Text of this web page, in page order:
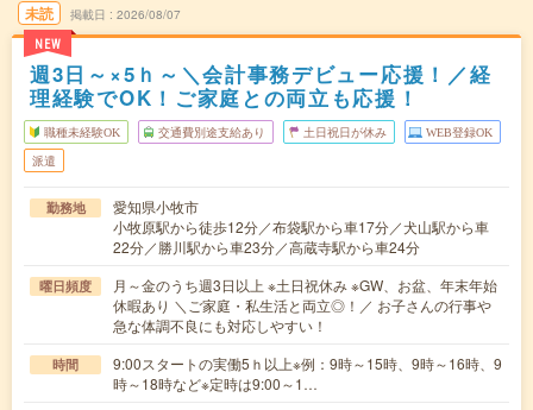
未読
NEW
掲載日 2026/08/07
週3日～×5ｈ～＼会計事務デビュー応援！／経
理経験でOK！ご家庭との両立も応援！
職種未経験OK 交通費別途支給あり 土日祝日が休み WEB登録OK
派遣
勤務地
愛知県小牧市
小牧原駅から徒歩12分／布袋駅から車17分／犬山駅から車
22分／勝川駅から車23分／高蔵寺駅から車24分
曜日頻度
月～金のうち週3日以上 ※土日祝休み ※GW、お盆、年末年始
休暇あり ＼ご家庭・私生活と両立◎！／ お子さんの行事や
急な体調不良にも対応しやすい！
時間
9:00スタートの実働5ｈ以上※例：9時～15時、9時～16時、9
時～18時など※定時は9:00～1…